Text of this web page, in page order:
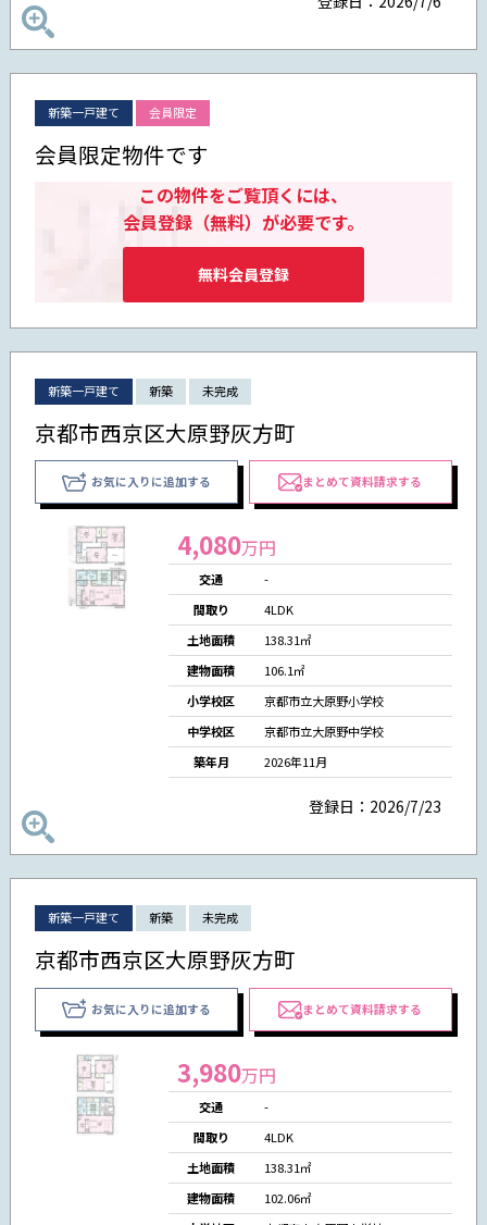
新築一戸建て 会員限定
会員限定物件です
この物件をご覧頂くには、
会員登録（無料）が必要です。
無料会員登録
新築一戸建て 新築 未完成
京都市西京区大原野灰方町
お気に入りに追加する まとめて資料請求する
4,080万円
交通
-
間取り
4LDK
土地面積
138.31㎡
建物面積
106.1㎡
小学校区
京都市立大原野小学校
中学校区
京都市立大原野中学校
築年月
2026年11月
登録日：2026/7/23
新築一戸建て 新築 未完成
京都市西京区大原野灰方町
お気に入りに追加する まとめて資料請求する
3,980万円
交通
-
間取り
4LDK
土地面積
138.31㎡
建物面積
102.06㎡